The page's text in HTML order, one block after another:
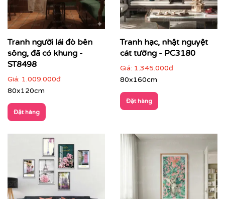
Tranh người lái đò bên
sông, đã có khung -
ST8498
Giá: 1.009.000đ
80x120cm
Đặt hàng
Tranh hạc, nhật nguyệt
cát tường - PC3180
Giá: 1.345.000đ
80x160cm
Đặt hàng